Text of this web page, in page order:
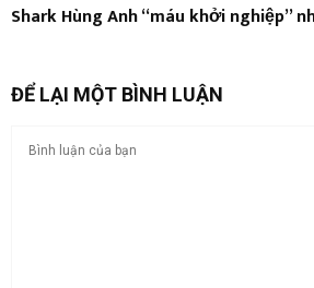
Shark Hùng Anh “máu khởi nghiệp”
ĐỂ LẠI MỘT BÌNH LUẬN